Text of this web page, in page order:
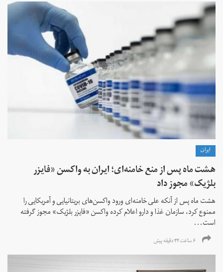
ايران
هشت ماه پس از منع خامنه‌ای؛ ایران به واکسن «فایزر
بلژیک» مجوز داد
هشت ماه پس از آنکه علی خامنه‌ای ورود واکسن‌های بریتانیایی و آمریکایی را
ممنوع کرد، سازمان غذا و دارو اعلام کرده واکسن «فایزر بلژیک» مجوز گرفته
است...
۶ ساعت ۴۴ دقیقه پیش